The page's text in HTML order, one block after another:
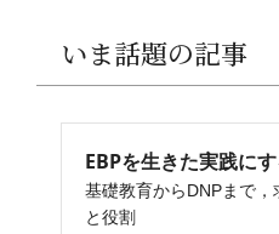
いま話題の記事
EBPを生きた実践に
基礎教育からDNPまで，
と役割